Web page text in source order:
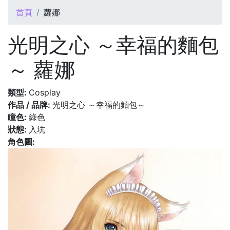
您在這裡
首頁 蘿娜
光明之心 ～幸福的麵包
～ 蘿娜
類型: Cosplay
作品 / 品牌: 光明之心 ～幸福的麵包～
瞳色: 綠色
狀態: 入坑
角色圖: